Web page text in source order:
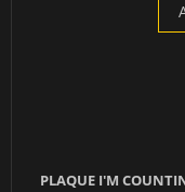
PLAQUE I'M